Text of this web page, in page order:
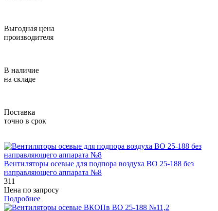
Выгодная цена
производителя
В наличие
на складе
Поставка
точно в срок
Вентиляторы осевые для подпора воздуха ВО 25-188 без
направляющего аппарата №8
311
Цена по запросу
Подробнее